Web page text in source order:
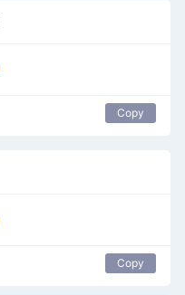
Copy
Copy